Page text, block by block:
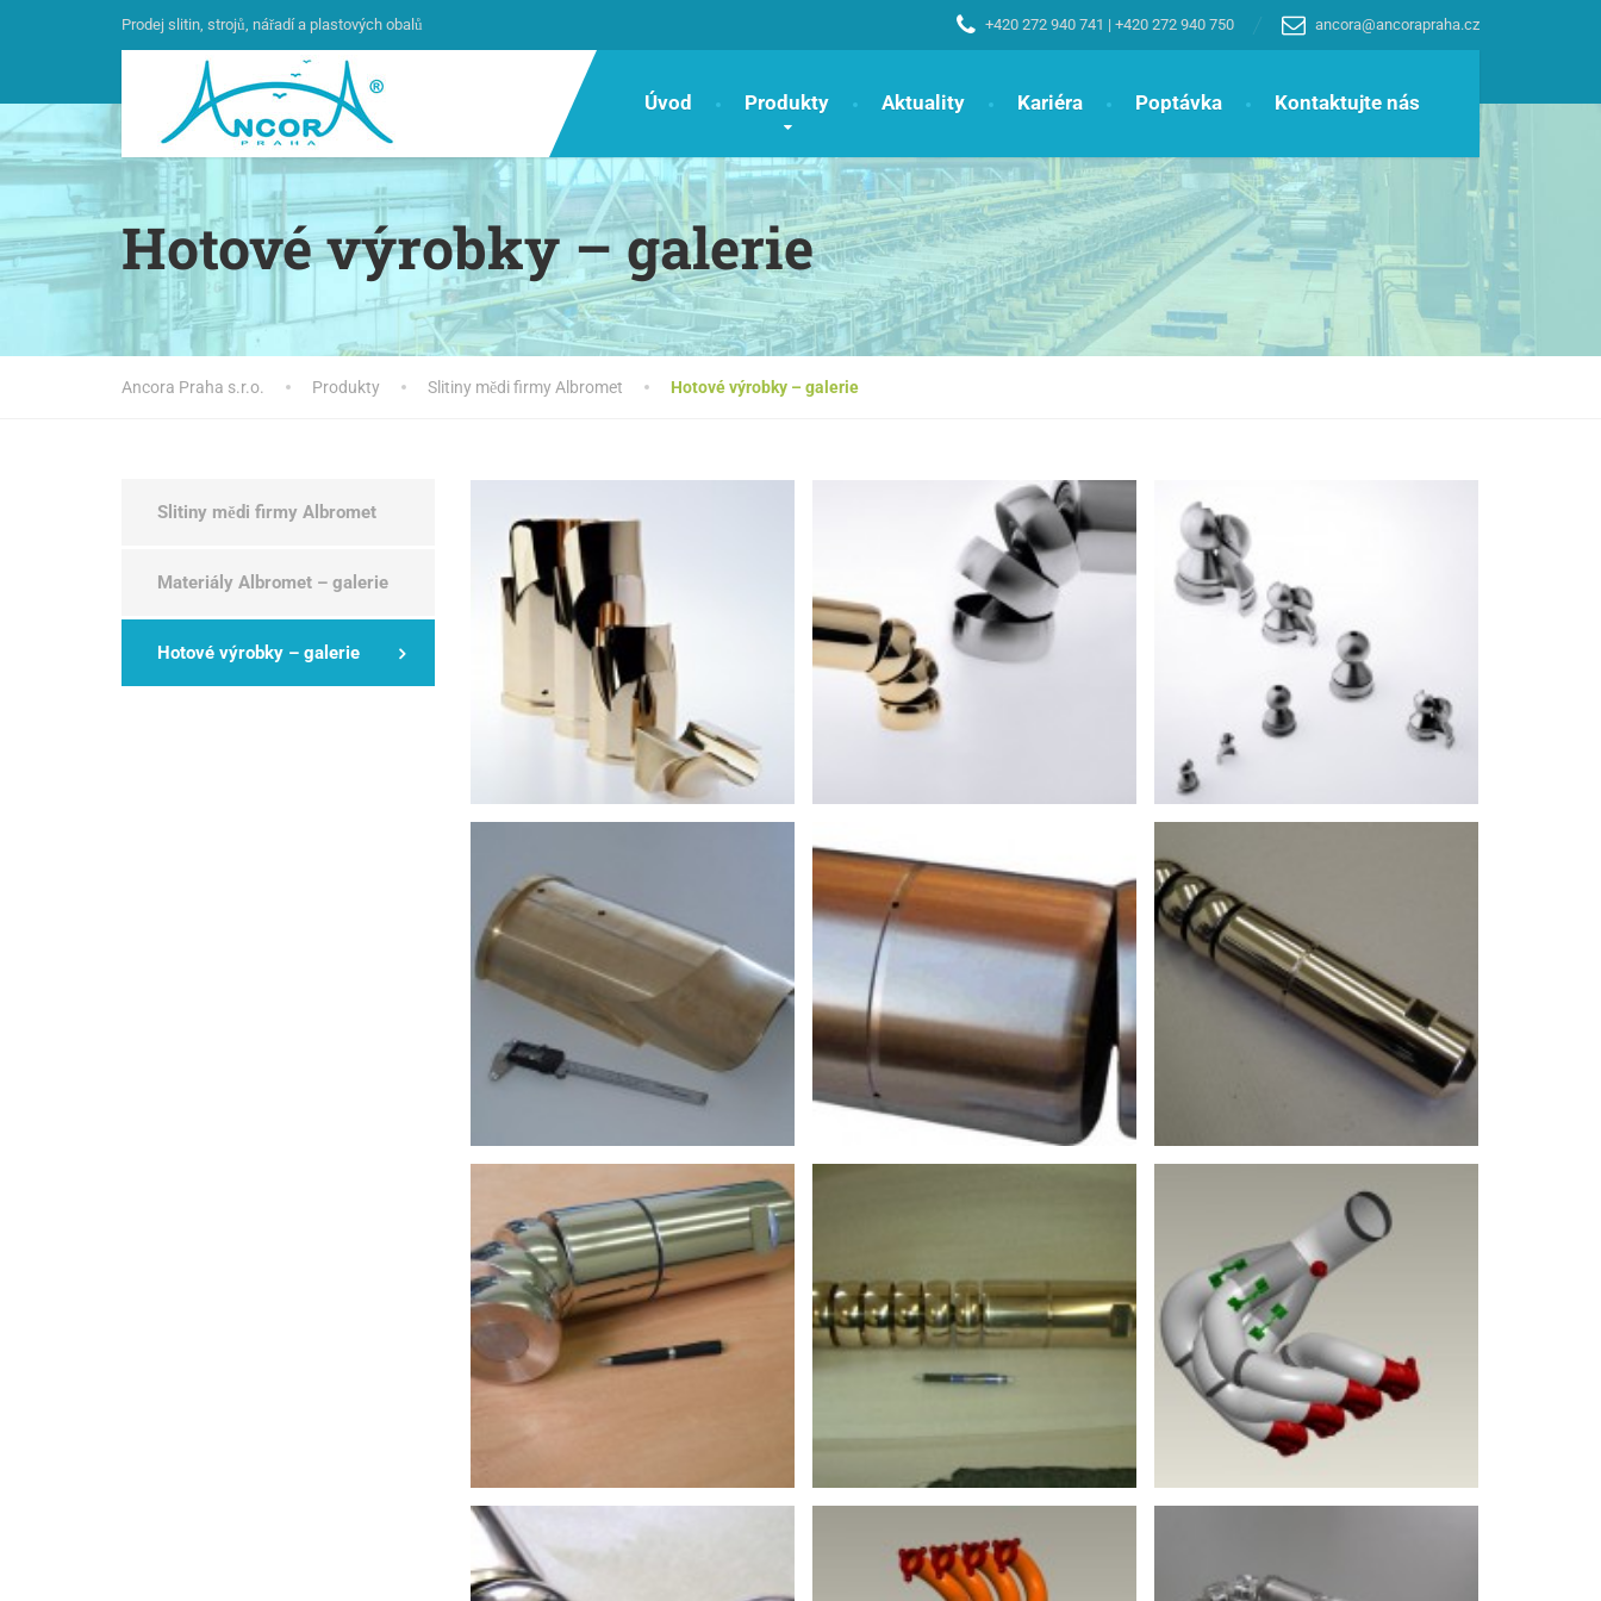
Prodej slitin, strojů, nářadí a plastových obalů +420 272 940 741 | +420 272 940 750 ancora@ancorapraha.cz
Úvod Produkty Aktuality Kariéra Poptávka Kontaktujte nás
Hotové výrobky – galerie
Ancora Praha s.r.o. Produkty Slitiny mědi firmy Albromet Hotové výrobky – galerie
Slitiny mědi firmy Albromet
Materiály Albromet – galerie
Hotové výrobky – galerie